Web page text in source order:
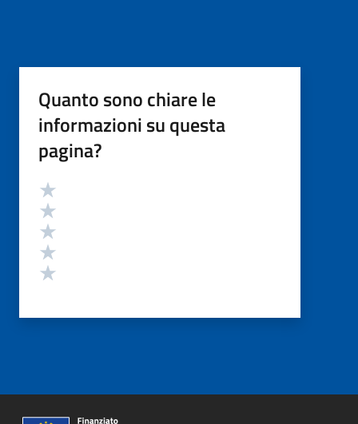
Quanto sono chiare le
informazioni su questa
pagina?
Valutazione